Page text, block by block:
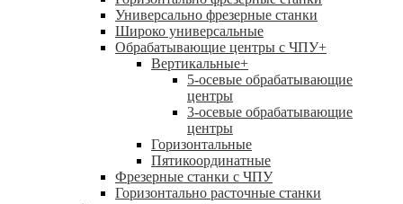
Универсально фрезерные станки
Широко универсальные
Обрабатывающие центры с ЧПУ+
Вертикальные+
5-осевые обрабатывающие
центры
3-осевые обрабатывающие
центры
Горизонтальные
Пятикоординатные
Фрезерные станки с ЧПУ
Горизонтально расточные станки